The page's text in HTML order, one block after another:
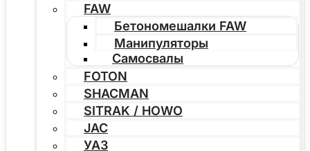
FAW
Бетономешалки FAW
Манипуляторы
Самосвалы
FOTON
SHACMAN
SITRAK / HOWO
JAC
УАЗ